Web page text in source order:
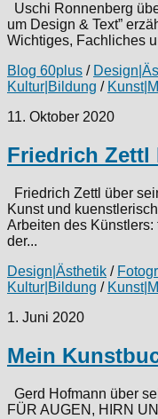
Uschi Ronnenberg
um Design & Text”
Wichtiges, Fachliches
Blog 60plus /
Kultur|Bildung /
11. Oktober 2020
Friedrich Zettl
Friedrich Zettl über
Kunst und
Arbeiten des
der...
Design|Ästhetik /
Kultur|Bildung /
1. Juni 2020
Mein
Gerd Hofmann über
FÜR AUGEN, HIRN